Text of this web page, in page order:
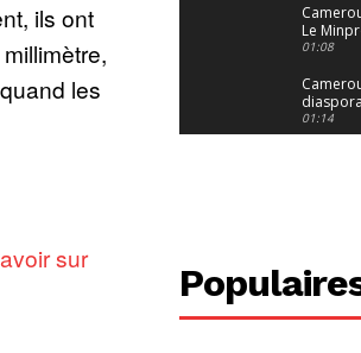
ils ont
les
sur
Le
alerte
jeunes
01:08
suivra-t-
l’appel
01:14
400 000
pasteur
L’État